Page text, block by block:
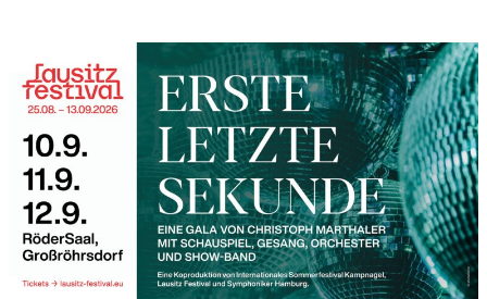
N
S
T
Ü
H
L
E
N
“
–
A